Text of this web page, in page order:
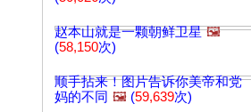
赵本山就是一颗朝鲜卫星 🖼️
(58,150次)
顺手拈来！图片告诉你美帝和党
妈的不同 🖼️ (59,639次)